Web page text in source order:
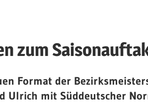
zum
Format der
Ulrich mit Süddeutscher